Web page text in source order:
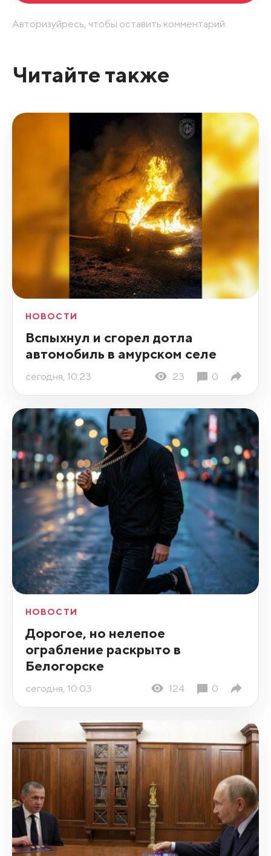
Авторизуйресь, чтобы оставить комментарий.
Читайте также
НОВОСТИ
Вспыхнул и сгорел дотла
автомобиль в амурском селе
сегодня, 10:23 23 0
НОВОСТИ
Дорогое, но нелепое
ограбление раскрыто в
Белогорске
сегодня, 10:03 124 0